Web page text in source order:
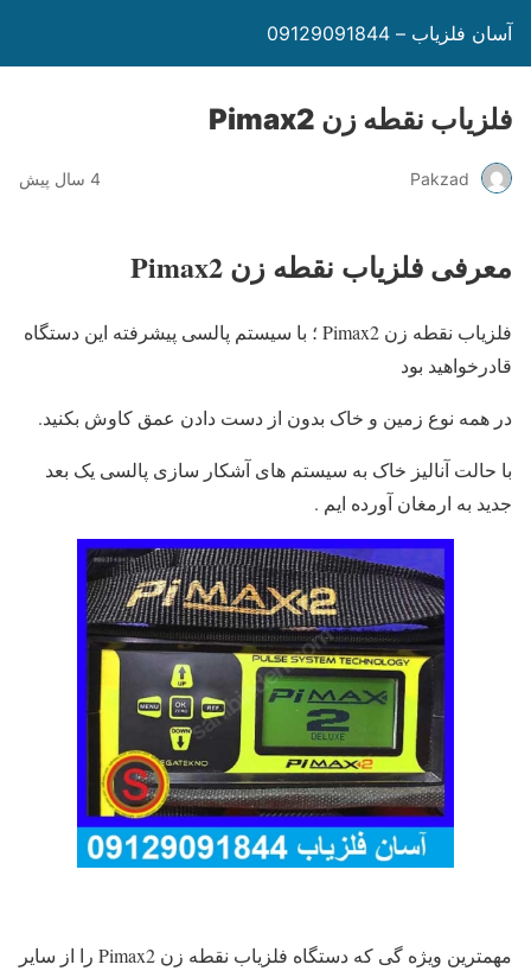
آسان فلزیاب – 09129091844
فلزیاب نقطه زن Pimax2
Pakzad 4 سال پیش
معرفی فلزیاب نقطه زن Pimax2
فلزیاب نقطه زن Pimax2 ؛ با سیستم پالسی پیشرفته این دستگاه
قادرخواهید بود
در همه نوع زمین و خاک بدون از دست دادن عمق کاوش بکنید.
با حالت آنالیز خاک به سیستم های آشکار سازی پالسی یک بعد
جدید به ارمغان آورده ایم .
مهمترین ویژه گی که دستگاه فلزیاب نقطه زن Pimax2 را از سایر